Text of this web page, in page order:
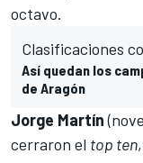
octavo.
Clasificaciones
Así quedan los
de Aragón
Jorge Martín
cerraron el top ten